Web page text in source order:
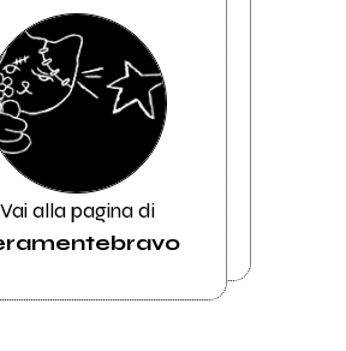
Vai alla pagina di